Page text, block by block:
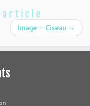
Image – Ciseau →